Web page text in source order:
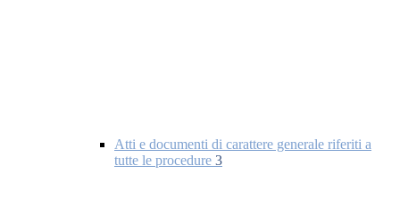
Atti e documenti di carattere generale riferiti a
tutte le procedure 3